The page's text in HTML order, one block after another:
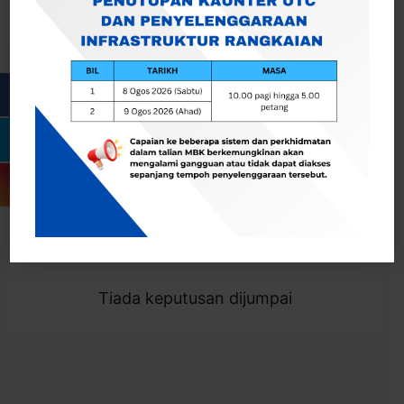
Togol Penapis
Showing 0 result
Tiada keputusan dijumpai